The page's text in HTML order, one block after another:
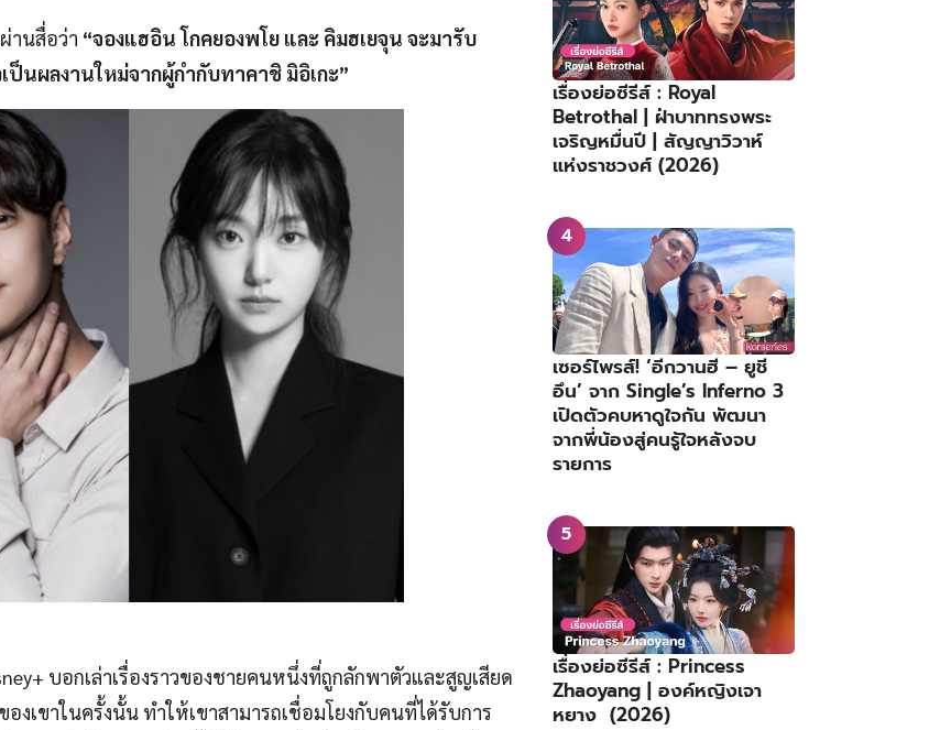
านสื่อว่า “จองแฮอิน โกคยองพโย และ คิมฮเยจุน จะมารับ
ป็นผลงานใหม่จากผู้กำกับทาคาชิ มิอิเกะ”
บอกเล่าเรื่องราวของชายคนหนึ่งที่ถูกลักพาตัวและสูญเสียด
งเขาในครั้งนั้น ทำให้เขาสามารถเชื่อมโยงกับคนที่ได้รับการ
เรื่องย่อซีรีส์ : Royal
Betrothal | ฝ่าบาททรงพระ
เจริญหมื่นปี | สัญญาวิวาห์
แห่งราชวงศ์ (2026)
เซอร์ไพรส์! ‘อีกวานฮี – ยูชี
อึน’ จาก Single’s Inferno 3
เปิดตัวคบหาดูใจกัน พัฒนา
จากพี่น้องสู่คนรู้ใจหลังจบ
รายการ
เรื่องย่อซีรีส์ : Princess
Zhaoyang | องค์หญิงเจา
หยาง (2026)